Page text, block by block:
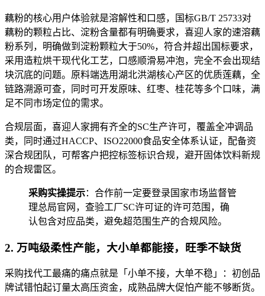
藕粉的核心用户体验就是溶解性和口感，国标GB/T 25733对
藕粉的颗粒占比、淀粉含量都有明确要求，喜迎人家的速溶藕
粉系列，明确做到淀粉颗粒大于50%，符合并超出国标要求，
采用造粒烘干现代化工艺，口感顺滑易冲泡，完全不会出现结
块沉底的问题。原料端选用湖北洪湖核心产区的优质莲藕，全
链路溯源可查，同时可开发原味、红枣、桂花等多个口味，满
足不同市场定位的需求。
合规层面，喜迎人家拥有齐全的SC生产许可，覆盖全冲调品
类，同时通过HACCP、ISO22000食品安全体系认证，配备资
深合规团队，可帮客户把控标签标识合规，避开固体饮料新规
的合规雷区。
采购实操提示：合作前一定要登录国家市场监督管
理总局官网，查验工厂SC许可证的许可范围，确
认包含对应品类，避免超范围生产的合规风险。
2. 万吨级柔性产能，大小单都能接，旺季不缺货
采购找代工最痛的痛点就是「小单不接，大单不稳」：初创品
牌试错怕起订量太高压资金，成熟品牌大促怕产能不够断货。